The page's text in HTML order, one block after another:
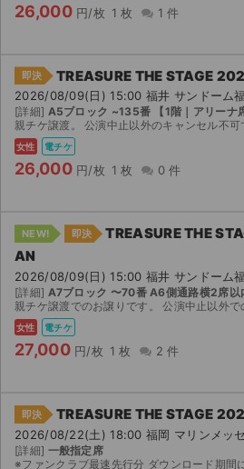
26,000 円/枚 1 枚 1 件
即決 TREASURE THE STAGE
2026/08/09(日) 15:00 福井 サンドーム
[詳細] A5ブロック ~135番 【1階｜アリーナ
親チケ譲渡。 公演中止以外のキャンセル不可
女性 電チケ
26,000 円/枚 1 枚 0 件
NEW! 即決
TREASURE THE
AN
2026/08/09(日) 15:00 福井 サンドーム
[詳細] A7ブロック 〜70番 A6側通路横2席以
親チケ譲渡でのお譲りです。 公演中止以外でのキャンセル、返金対応はできません。
女性 電チケ
27,000 円/枚 1 枚 2 件
即決 TREASURE THE STAGE
2026/08/22(土) 18:00 福岡 マリンメッ
[詳細] 一般指定席
※ファンクラブ最速先行分 ダウンロード期間になりましたら、取引連絡へチケットのダウンロードに必要なURLコードの連絡